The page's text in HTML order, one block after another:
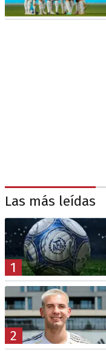
Las más leídas
1
2